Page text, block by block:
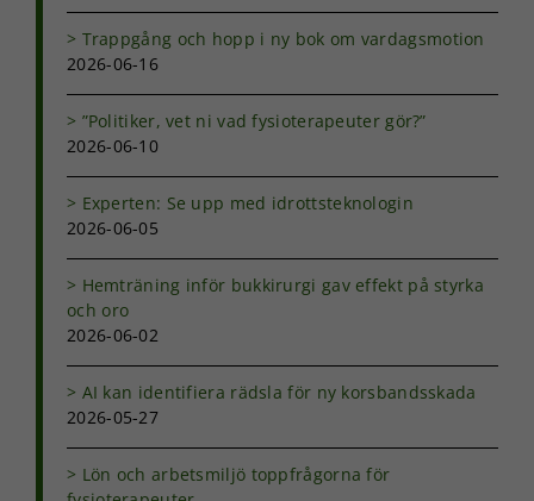
Trappgång och hopp i ny bok om vardagsmotion
2026-06-16
”Politiker, vet ni vad fysioterapeuter gör?”
2026-06-10
Experten: Se upp med idrottsteknologin
2026-06-05
Hemträning inför bukkirurgi gav effekt på styrka
och oro
2026-06-02
AI kan identifiera rädsla för ny korsbandsskada
2026-05-27
Lön och arbetsmiljö toppfrågorna för